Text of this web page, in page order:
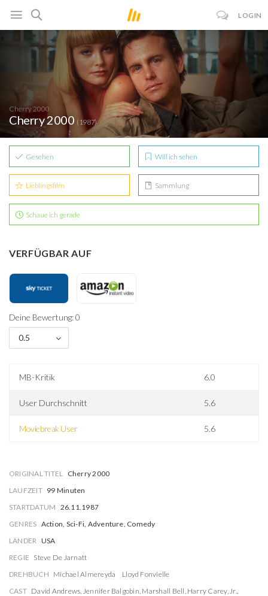
LOGIN
Cherry 2000
Cherry 2000 (1987)
Gesehen Will ich sehen
Lieblingsfilm Sammlung
Schaue ich gerade
VERFÜGBAR AUF
Deine Bewertung: 0
0.5
MB-Kritik 6.0
User Durchschnitt 5.6
Moviebreak User 5.6
ORIGINAL TITEL Cherry 2000
LAUFZEIT 99 Minuten
STARTDATUM 26.11.1987
GENRES Action, Sci-Fi, Adventure, Comedy
LÄNDER USA
REGIE Steve De Jarnatt
DREHBUCH Michael Almereyda
Lloyd Fonvielle
CAST David Andrews, Jennifer Balgobin, Marshall Bell, Harry Carey, Jr.,